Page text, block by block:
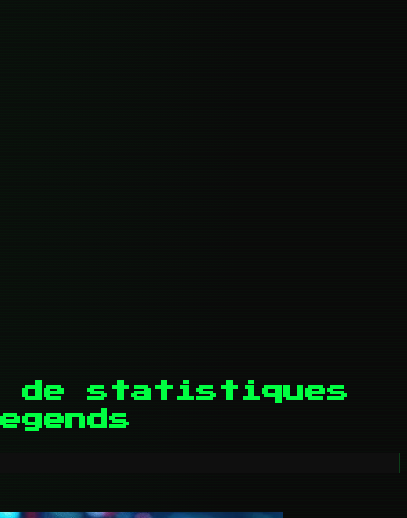
de statistiques